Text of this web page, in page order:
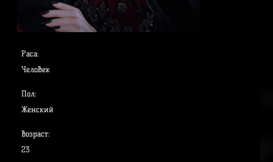
Раса:
Человек
Пол:
Женский
Возраст:
23